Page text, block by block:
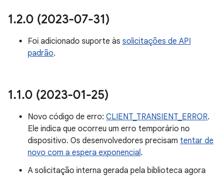
1.2.0 (2023-07-31)
Foi adicionado suporte às solicitações de API
padrão.
1.1.0 (2023-01-25)
Novo código de erro: CLIENT_TRANSIENT_ERROR.
Ele indica que ocorreu um erro temporário no
dispositivo. Os desenvolvedores precisam tentar de
novo com a espera exponencial.
A solicitação interna gerada pela biblioteca agora